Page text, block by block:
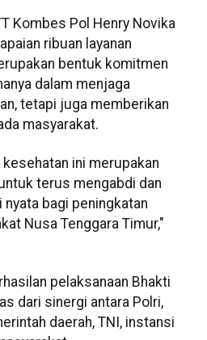
Kombes Pol Henry Novika
ribuan layanan
bentuk komitmen
dalam menjaga
tetapi juga memberikan
masyarakat.
kesehatan ini merupakan
terus mengabdi dan
bagi peningkatan
Nusa Tenggara Timur,"
pelaksanaan Bhakti
dari sinergi antara Polri,
daerah, TNI, instansi